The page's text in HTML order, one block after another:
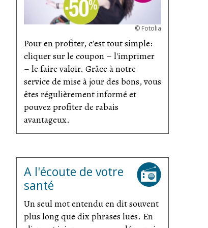
© Fotolia
Pour en profiter, c'est tout simple:
cliquer sur le coupon – l'imprimer
– le faire valoir. Grâce à notre
service de mise à jour des bons, vous
êtes régulièrement informé et
pouvez profiter de rabais
avantageux.
A l'écoute de votre
santé
Un seul mot entendu en dit souvent
plus long que dix phrases lues. En